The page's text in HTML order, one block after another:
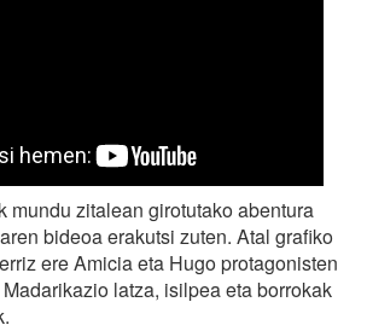
mundu zitalean girotutako abentura
bideoa erakutsi zuten. Atal grafiko
ere Amicia eta Hugo protagonisten
latza, isilpea eta borrokak